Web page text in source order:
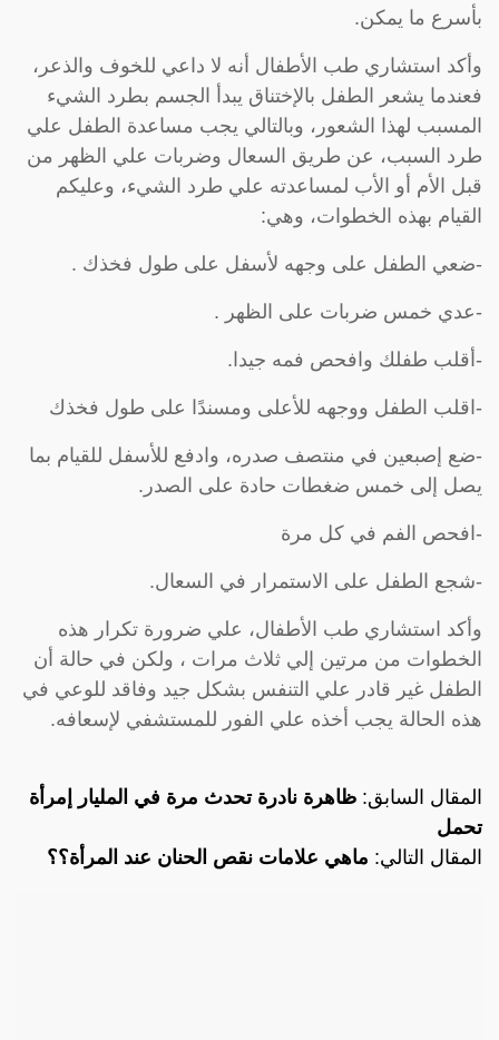
بأسرع ما يمكن.
وأكد استشاري طب الأطفال أنه لا داعي للخوف والذعر،
فعندما يشعر الطفل بالإختناق يبدأ الجسم بطرد الشيء
المسبب لهذا الشعور، وبالتالي يجب مساعدة الطفل علي
طرد السبب، عن طريق السعال وضربات علي الظهر من
قبل الأم أو الأب لمساعدته علي طرد الشيء، وعليكم
القيام بهذه الخطوات، وهي:
-ضعي الطفل على وجهه لأسفل على طول فخذك .
-عدي خمس ضربات على الظهر .
-أقلب طفلك وافحص فمه جيدا.
-اقلب الطفل ووجهه للأعلى ومسندًا على طول فخذك
-ضع إصبعين في منتصف صدره، وادفع للأسفل للقيام بما
يصل إلى خمس ضغطات حادة على الصدر.
-افحص الفم في كل مرة
-شجع الطفل على الاستمرار في السعال.
وأكد استشاري طب الأطفال، علي ضرورة تكرار هذه
الخطوات من مرتين إلي ثلاث مرات ، ولكن في حالة أن
الطفل غير قادر علي التنفس بشكل جيد وفاقد للوعي في
هذه الحالة يجب أخذه علي الفور للمستشفي لإسعافه.
المقال السابق: ظاهرة نادرة تحدث مرة في المليار إمرأة
تحمل
المقال التالي: ماهي علامات نقص الحنان عند المرأة؟؟